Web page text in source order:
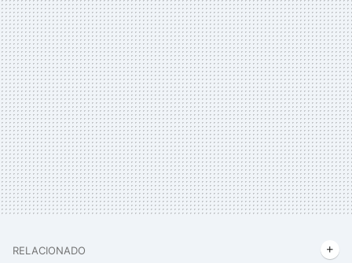
RELACIONADO